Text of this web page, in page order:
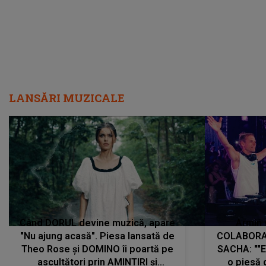
LANSĂRI MUZICALE
Când DORUL devine muzică, apare
"Nu ajung acasă". Piesa lansată de
Theo Rose și DOMINO îi poartă pe
ascultători prin AMINTIRI și
SACHA:
o piesă